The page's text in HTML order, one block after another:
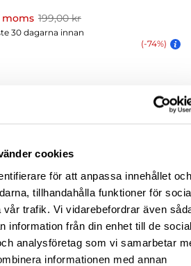
cookies
för att anpassa innehållet och
tillhandahålla funktioner för
trafik. Vi vidarebefordrar även
information från din enhet till de
analysföretag som vi samarbetar
informationen med annan
moms 199,00 kr
30 dagarna innan
(-74%)
Finns i lager online
Slut i lager
Slut i lager